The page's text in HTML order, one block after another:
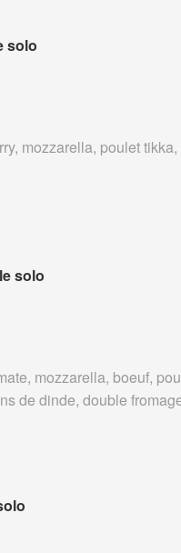
solo
mozzarella, poulet
solo
mozzarella, boeuf,
de dinde, double